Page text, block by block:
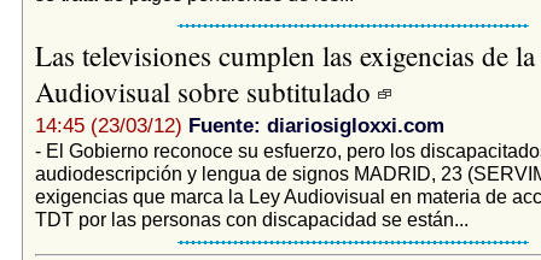
Las televisiones cumplen las exigencias de
Audiovisual sobre subtitulado
14:45 (23/03/12) Fuente: diariosigloxxi.com
- El Gobierno reconoce su esfuerzo, pero los
audiodescripción y lengua de signos MADRID, 23
exigencias que marca la Ley Audiovisual en materia de
TDT por las personas con discapacidad se están...